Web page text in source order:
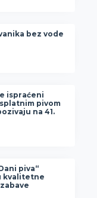
bez vode
ispraćeni
pivom
na 41.
piva“
kvalitetne